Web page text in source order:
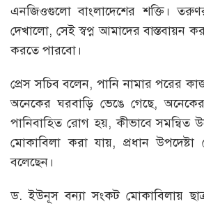
এনজিওগুলো বাংলাদেশের শক্তি।
দেখালো, সেই স্বপ্ন আমাদের বাস্তবায়ন
করতে পারবো।
প্রেস সচিব বলেন, পানি নামার পরের
অনেকের ঘরবাড়ি ভেঙে গেছে,
পানিবাহিত রোগ হয়, কীভাবে সমন্বিত
মোকাবিলা করা যায়, প্রধান
বলেছেন।
ড. ইউনূস বন্যা সংকট মোকাবিলায়